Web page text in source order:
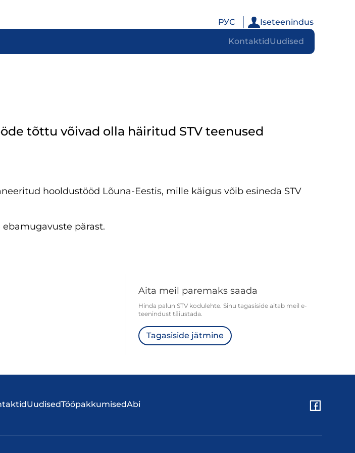
РУС
Iseteenindus
KontaktidUudised
tõttu võivad olla häiritud STV teenused
hooldustööd Lõuna-Eestis, mille käigus võib esineda STV
pärast.
Aita meil paremaks saada
Hinda palun STV kodulehte. Sinu tagasiside aitab meil e-
teenindust täiustada.
Tagasiside jätmine
UudisedTööpakkumisedAbi